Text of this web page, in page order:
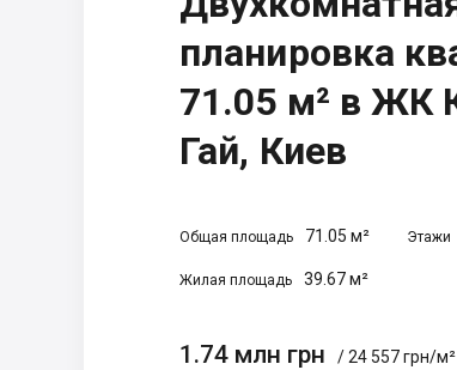
планировка
71.05 м² в ЖК
Гай, Киев
Общая площадь 71.05 м² Этажи
Жилая площадь 39.67 м²
1.74 млн грн / 24 557 грн/м²